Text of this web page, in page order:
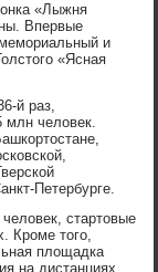
«Лыжня
Впервые
и
«Ясная
й раз,
млн человек.
Петербурге.
стартовые
Кроме того,
площадка
на дистанциях